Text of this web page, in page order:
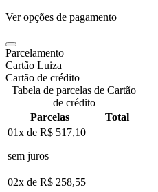
Ver opções de pagamento
Parcelamento
Cartão Luiza
Cartão de crédito
Tabela de parcelas de Cartão
de crédito
Parcelas
Total
01x de R$ 517,10
sem juros
02x de R$ 258,55